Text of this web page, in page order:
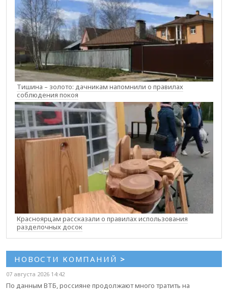
Тишина – золото: дачникам напомнили о правилах
соблюдения покоя
Красноярцам рассказали о правилах использования
разделочных досок
НОВОСТИ КОМПАНИЙ >
07 августа 2026 14:42
По данным ВТБ, россияне продолжают много тратить на